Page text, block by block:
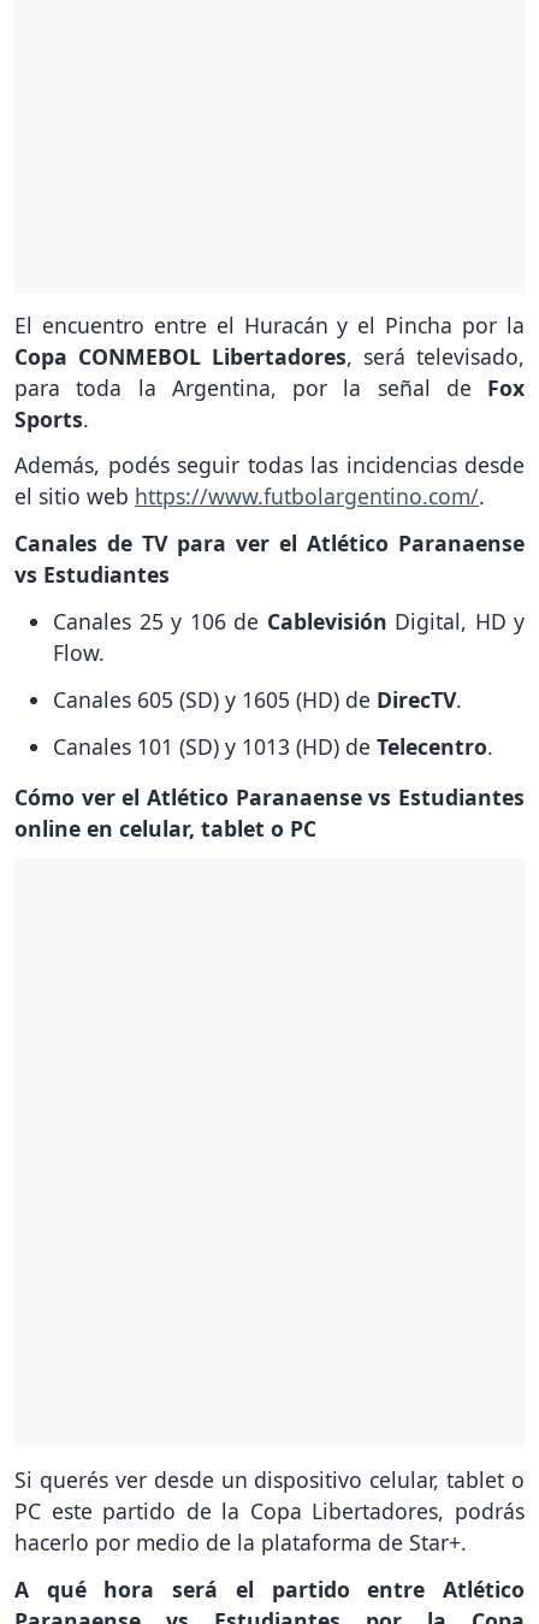
El encuentro entre el Huracán y el Pincha por la
Copa CONMEBOL Libertadores, será televisado,
para toda la Argentina, por la señal de Fox
Sports.
Además, podés seguir todas las incidencias desde
el sitio web https://www.futbolargentino.com/.
Canales de TV para ver el Atlético Paranaense
vs Estudiantes
Canales 25 y 106 de Cablevisión Digital, HD y
Flow.
Canales 605 (SD) y 1605 (HD) de DirecTV.
Canales 101 (SD) y 1013 (HD) de Telecentro.
Cómo ver el Atlético Paranaense vs Estudiantes
online en celular, tablet o PC
Si querés ver desde un dispositivo celular, tablet o
PC este partido de la Copa Libertadores, podrás
hacerlo por medio de la plataforma de Star+.
A qué hora será el partido entre Atlético